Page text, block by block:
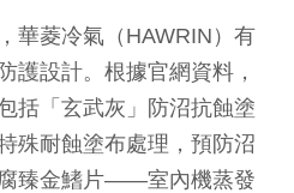
華菱冷氣（HAWRIN）有
護設計。根據官網資料，
括「玄武灰」防沼抗蝕塗
耐蝕塗布處理，預防沼
臻金鰭片——室內機蒸發